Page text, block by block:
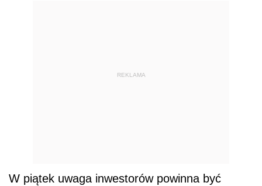
REKLAMA
W piątek uwaga inwestorów powinna być